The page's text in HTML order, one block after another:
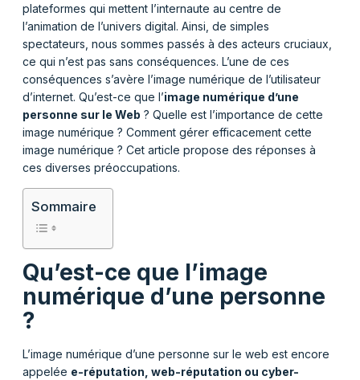
plateformes qui mettent l’internaute au centre de
l’animation de l’univers digital. Ainsi, de simples
spectateurs, nous sommes passés à des acteurs cruciaux,
ce qui n’est pas sans conséquences. L’une de ces
conséquences s’avère l’image numérique de l’utilisateur
d’internet. Qu’est-ce que l’image numérique d’une
personne sur le Web ? Quelle est l’importance de cette
image numérique ? Comment gérer efficacement cette
image numérique ? Cet article propose des réponses à
ces diverses préoccupations.
Sommaire
Qu’est-ce que l’image
numérique d’une personne
?
L’image numérique d’une personne sur le web est encore
appelée e-réputation, web-réputation ou cyber-